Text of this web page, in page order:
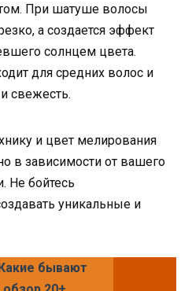
При шатуше волосы
а создается эффект
солнцем цвета.
для средних волос и
свежесть.
и цвет мелирования
в зависимости от вашего
Не бойтесь
уникальные и
бывают